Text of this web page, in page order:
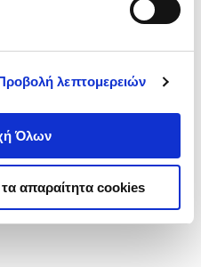
λεπτομερειών
Όλων
απαραίτητα cookies